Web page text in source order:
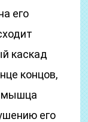
его
каскад
концов,
мышца
его